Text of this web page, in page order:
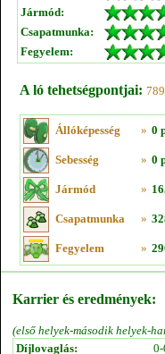
Jármód:
Csapatmunka:
Fegyelem:
A ló tehetségpontjai:
Állóképesség » 0
Sebesség » 0
Jármód »
Csapatmunka »
Fegyelem »
Karrier és eredmények:
(első helyek-második helyek-
Díjlovaglás: